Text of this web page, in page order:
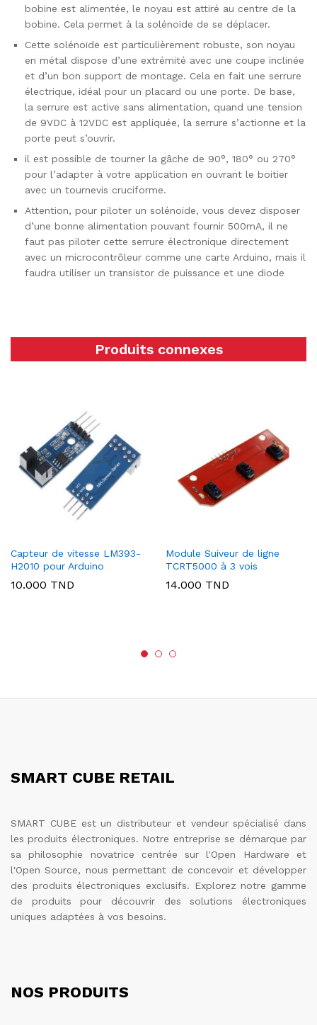
bobine est alimentée, le noyau est attiré au centre de la
bobine. Cela permet à la solénoïde de se déplacer.
Cette solénoïde est particulièrement robuste, son noyau
en métal dispose d’une extrémité avec une coupe inclinée
et d’un bon support de montage. Cela en fait une serrure
électrique, idéal pour un placard ou une porte. De base,
la serrure est active sans alimentation, quand une tension
de 9VDC à 12VDC est appliquée, la serrure s’actionne et la
porte peut s’ouvrir.
il est possible de tourner la gâche de 90°, 180° ou 270°
pour l’adapter à votre application en ouvrant le boitier
avec un tournevis cruciforme.
Attention, pour piloter un solénoïde, vous devez disposer
d’une bonne alimentation pouvant fournir 500mA, il ne
faut pas piloter cette serrure électronique directement
avec un microcontrôleur comme une carte Arduino, mais il
faudra utiliser un transistor de puissance et une diode
Produits connexes
Capteur de vitesse LM393-
H2010 pour Arduino
10.000 TND
Module Suiveur de ligne
TCRT5000 à 3 vois
14.000 TND
SMART CUBE RETAIL
SMART CUBE est un distributeur et vendeur spécialisé dans
les produits électroniques. Notre entreprise se démarque par
sa philosophie novatrice centrée sur l'Open Hardware et
l'Open Source, nous permettant de concevoir et développer
des produits électroniques exclusifs. Explorez notre gamme
de produits pour découvrir des solutions électroniques
uniques adaptées à vos besoins.
NOS PRODUITS